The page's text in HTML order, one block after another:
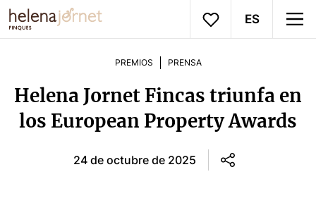
ES
PREMIOS PRENSA
Helena Jornet Fincas triunfa en
los European Property Awards
24 de octubre de 2025